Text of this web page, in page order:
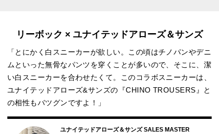
リーボック × ユナイテッドアローズ＆サンズ
「とにかく白スニーカーが欲しい。この頃はチノパンやデニ
ムといった無骨なパンツを穿くことが多いので、そこに、潔
い白スニーカーを合わせたくて。このコラボスニーカーは、
ユナイテッドアローズ&サンズの『CHINO TROUSERS』と
の相性もバツグンですよ！」
ユナイテッドアローズ＆サンズ SALES MASTER